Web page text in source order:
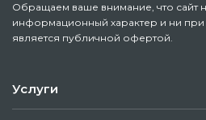
Обращаем ваше внимание, что сайт
информационный характер и ни при
является публичной офертой.
Услуги